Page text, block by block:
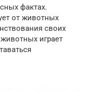
фактах.
от животных
своих
играет